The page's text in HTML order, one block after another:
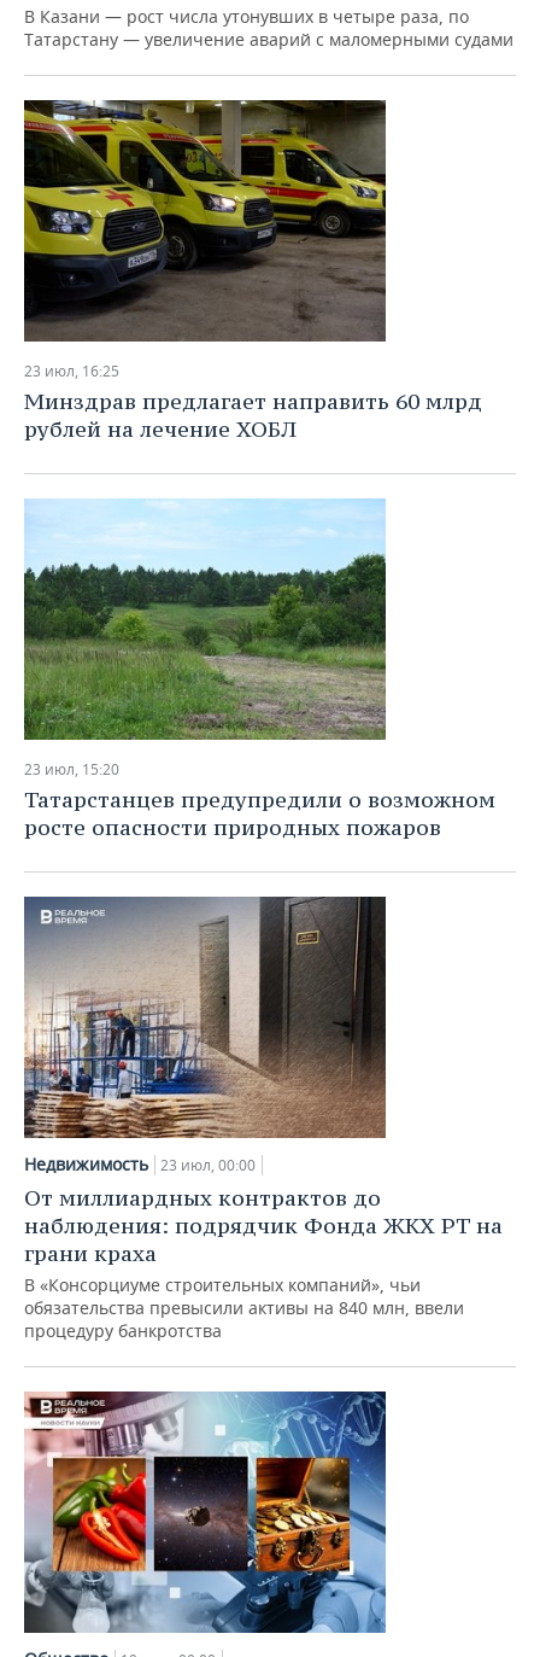
В Казани — рост числа утонувших в четыре раза, по
Татарстану — увеличение аварий с маломерными судами
23 июл, 16:25
Минздрав предлагает направить 60 млрд
рублей на лечение ХОБЛ
23 июл, 15:20
Татарстанцев предупредили о возможном
росте опасности природных пожаров
Недвижимость 23 июл, 00:00
От миллиардных контрактов до
наблюдения: подрядчик Фонда ЖКХ РТ на
грани краха
В «Консорциуме строительных компаний», чьи
обязательства превысили активы на 840 млн, ввели
процедуру банкротства